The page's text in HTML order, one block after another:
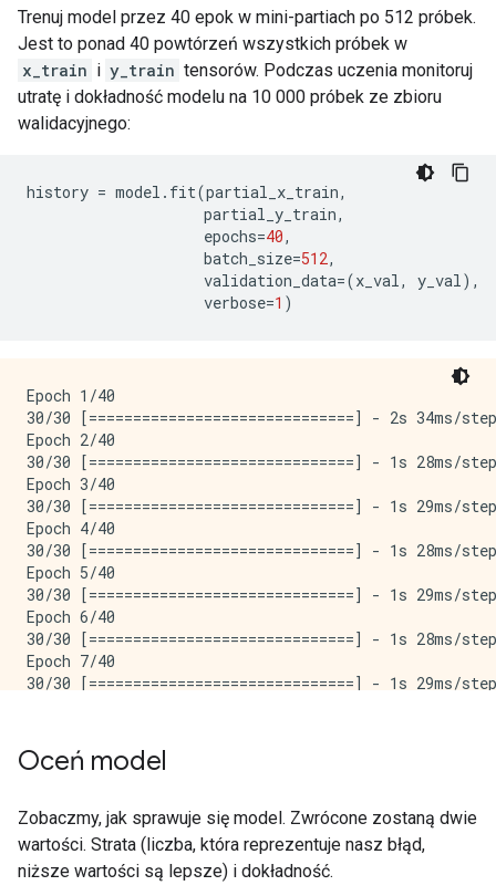
Trenuj model przez 40 epok w mini-partiach po 512 próbek.
Jest to ponad 40 powtórzeń wszystkich próbek w
x_train i y_train tensorów. Podczas uczenia monitoruj
utratę i dokładność modelu na 10 000 próbek ze zbioru
walidacyjnego:
history = model . fit(partial_x_train,
partial_y_train,
epochs=40,
batch_size=512,
validation_data=(x_val, y_val),
verbose=1 )
Epoch 1/40
30/30 [==============================] - 2s
Epoch 2/40
30/30 [==============================] - 1s
Epoch 3/40
30/30 [==============================] - 1s
Epoch 4/40
30/30 [==============================] - 1s
Epoch 5/40
30/30 [==============================] - 1s
Epoch 6/40
30/30 [==============================] - 1s
Epoch 7/40
30/30 [==============================] - 1s
Epoch 9/40
30/30 [==============================] - 1s
30/30 [==============================] - 1s
Epoch 11/40
30/30 [==============================] - 1s
Epoch 12/40
Oceń model
Zobaczmy, jak sprawuje się model. Zwrócone zostaną dwie
wartości. Strata (liczba, która reprezentuje nasz błąd,
niższe wartości są lepsze) i dokładność.